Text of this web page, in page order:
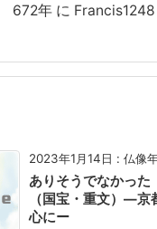
672年 に Francis1248
2023年1月14日 : 仏像
ありそうでなかった
（国宝・重文）―京
心にー